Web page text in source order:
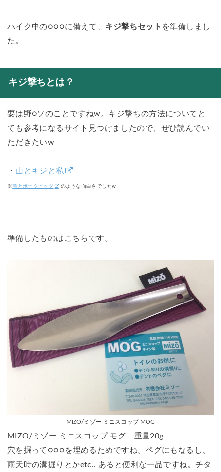
ハイク中の○○○に備えて、 キジ撃ちセット を準備しまし
た。
キジ撃ちとは？
要は野○ソのことですねw。キジ撃ちの方法についてと
ても参考になるサイト見つけましたので、ぜひ読んでい
ただきたいw
・ 山とキジと私
※熊とポークビッツ のような面白さでしたw
準備したものはこちらです。
MIZO/ミゾー ミニスコップ MOG
MIZO/ミゾー ミニスコップ モグ 重量20g
穴を掘って○○○を埋めるためですね。ペグにもなるし、
雨天時の溝掘りとかetc.. あると便利な一品ですね。チタ